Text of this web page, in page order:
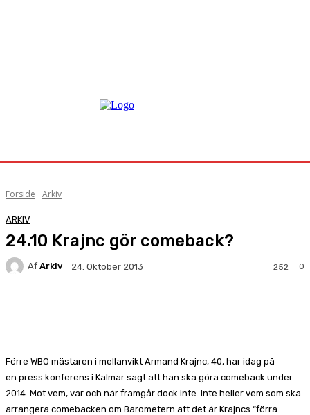
Forside Arkiv
ARKIV
24.10 Krajnc gör comeback?
Af Arkiv 24. Oktober 2013 0
252
Förre WBO mästaren i mellanvikt Armand Krajnc, 40, har idag på
en press konferens i Kalmar sagt att han ska göra comeback under
2014. Mot vem, var och när framgår dock inte. Inte heller vem som ska
arrangera comebacken om Barometern att det är Krajncs “förra